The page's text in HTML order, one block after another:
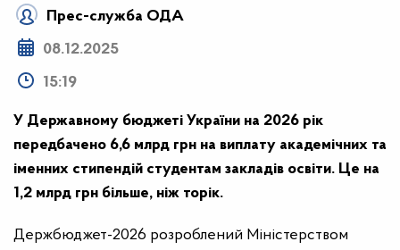
Прес-служба ОДА
08.12.2025
15:19
У Державному бюджеті України на 2026 рік
передбачено 6,6 млрд грн на виплату академічних та
іменних стипендій студентам закладів освіти. Це на
1,2 млрд грн більше, ніж торік.
Держбюджет-2026 розроблений Міністерством